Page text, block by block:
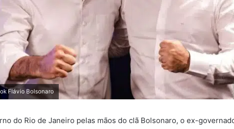
Flávio Bolsonaro
do Rio de Janeiro pelas mãos do clã Bolsonaro, o ex-